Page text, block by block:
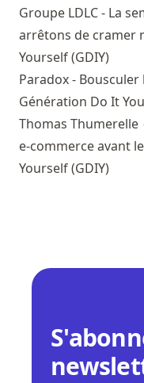
Groupe LDLC - La
arrêtons de cramer
Yourself (GDIY)
Paradox -
Génération Do It
Thomas
e-commerce avant
Yourself (GDIY)